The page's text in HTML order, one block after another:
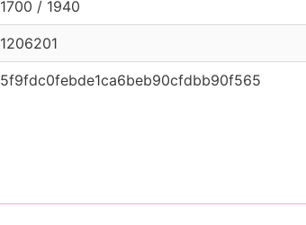
1700 / 1940
1206201
5f9fdc0febde1ca6beb90cfdbb90f565